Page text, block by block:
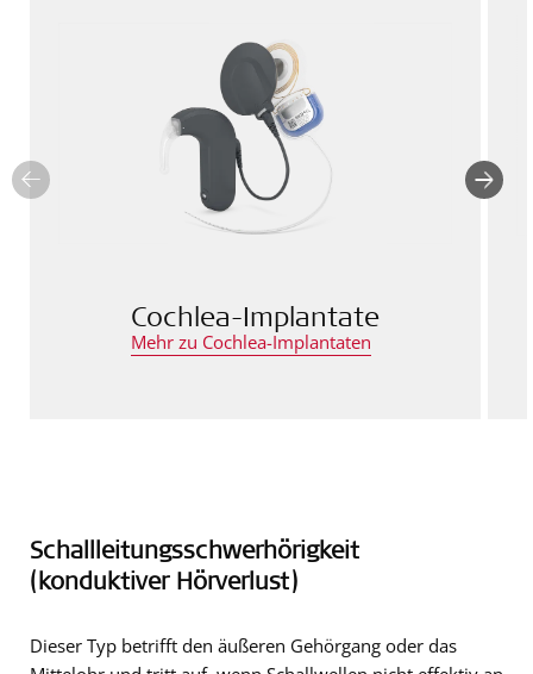
Cochlea-Implantate
Mehr zu Cochlea-Implantaten
Schallleitungsschwerhörigkeit
(konduktiver Hörverlust)
Dieser Typ betrifft den äußeren Gehörgang oder das